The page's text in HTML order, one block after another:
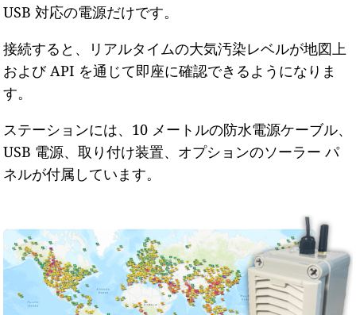
USB 対応の電源だけです。
接続すると、リアルタイムの大気汚染レベルが地図上
および API を通じて即座に確認できるようになりま
す。
ステーションには、10 メートルの防水電源ケーブル、
USB 電源、取り付け装置、オプションのソーラー パ
ネルが付属しています。